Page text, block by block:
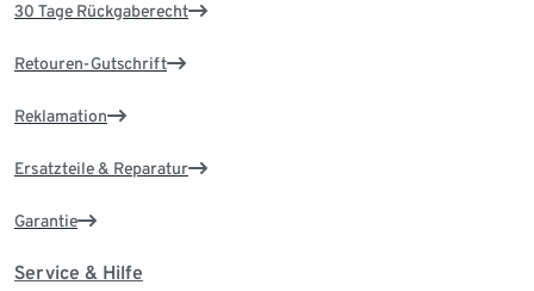
30 Tage Rückgaberecht
Retouren-Gutschrift
Reklamation
Ersatzteile & Reparatur
Garantie
Service & Hilfe